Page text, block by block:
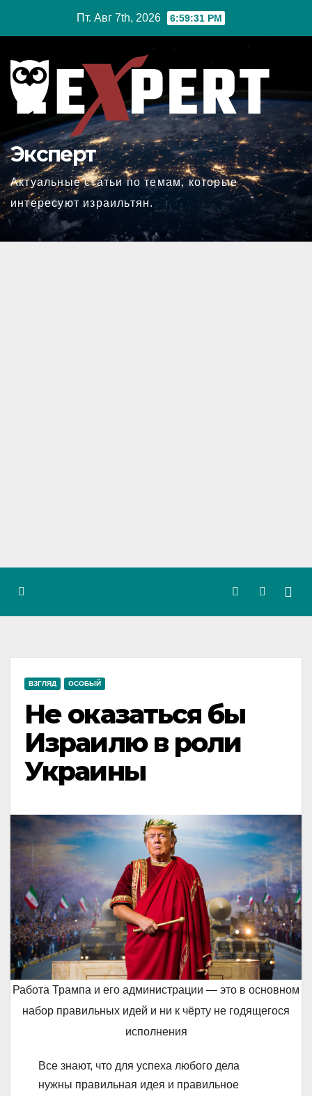
Пт. Авг 7th, 2026 6:59:32 PM
Эксперт
Актуальные статьи по темам, которые
интересуют израильтян.
ВЗГЛЯД ОСОБЫЙ
Не оказаться бы
Израилю в роли
Украины
Работа Трампа и его администрации — это в основном
набор правильных идей и ни к чёрту не годящегося
исполнения
Все знают, что для успеха любого дела
нужны правильная идея и правильное